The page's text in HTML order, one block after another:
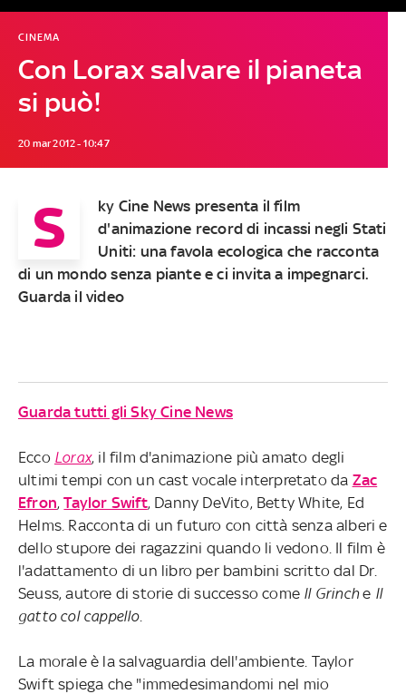
Con Lorax salvare il pianeta
si può!
CINEMA
20 mar 2012 - 10:47
S
ky Cine News presenta il film
d'animazione record di incassi negli Stati
Uniti: una favola ecologica che racconta
di un mondo senza piante e ci invita a impegnarci.
Guarda il video
Guarda tutti gli Sky Cine News
Ecco Lorax, il film d'animazione più amato degli
ultimi tempi con un cast vocale interpretato da Zac
Efron,Taylor Swift, Danny DeVito, Betty White, Ed
Helms. Racconta di un futuro con città senza alberi e
dello stupore dei ragazzini quando li vedono. Il film è
l'adattamento di un libro per bambini scritto dal Dr.
Seuss, autore di storie di successo come Il Grinche Il
gatto col cappello.
La morale è la salvaguardia dell'ambiente. Taylor
Swift spiega che "immedesimandomi nel mio